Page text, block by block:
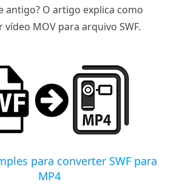
antigo? O artigo explica como
vídeo MOV para arquivo SWF.
para converter SWF para
MP4